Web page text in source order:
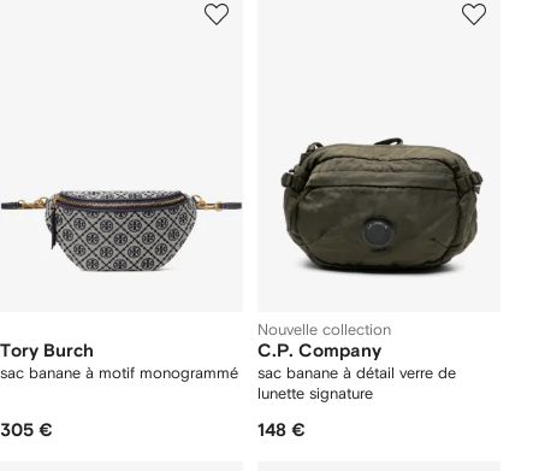
Tory Burch
sac banane à motif monogrammé
305 €
Nouvelle collection
C.P. Company
sac banane à détail verre de
lunette signature
148 €